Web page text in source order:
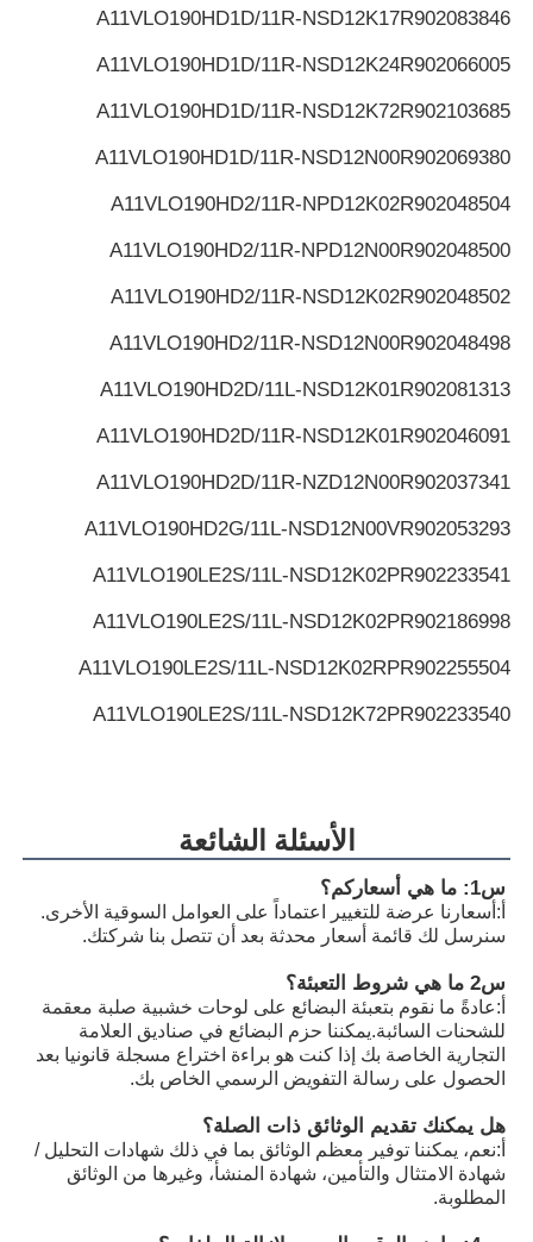
R902083846
A11VLO190HD1D/11R-NSD12K17
R902066005
A11VLO190HD1D/11R-NSD12K24
R902103685
A11VLO190HD1D/11R-NSD12K72
R902069380
A11VLO190HD1D/11R-NSD12N00
R902048504
A11VLO190HD2/11R-NPD12K02
R902048500
A11VLO190HD2/11R-NPD12N00
R902048502
A11VLO190HD2/11R-NSD12K02
R902048498
A11VLO190HD2/11R-NSD12N00
R902081313
A11VLO190HD2D/11L-NSD12K01
R902046091
A11VLO190HD2D/11R-NSD12K01
R902037341
A11VLO190HD2D/11R-NZD12N00
R902053293
A11VLO190HD2G/11L-NSD12N00V
R902233541
A11VLO190LE2S/11L-NSD12K02P
R902186998
A11VLO190LE2S/11L-NSD12K02P
R902255504
A11VLO190LE2S/11L-NSD12K02RP
R902233540
A11VLO190LE2S/11L-NSD12K72P
R902154643
A11VLO190LE2S/11L-NTD12K02P
R902233884
A11VLO190LE2S/11L-NZD12K02H
R902106321
A11VLO190LE2S/11L-NZD12K02H
R902198594
A11VLO190LE2S/11L-NZD12K02H
R902220946
A11VLO190LE2S/11L-NZD12K02P
R902255713
A11VLO190LE2S/11L-NZD12K02P
R902225083
A11VLO190LE2S/11L-NZD12K02P
الأسئلة الشائعة
س1: ما هي أسعاركم؟
أ: أسعارنا عرضة للتغيير اعتماداً على العوامل السوقية الأخرى.
سنرسل لك قائمة أسعار محدثة بعد أن تتصل بنا شركتك.
س2 ما هي شروط التعبئة؟
أ:عادةً ما نقوم بتعبئة البضائع على لوحات خشبية صلبة معقمة
للشحنات السائبة.يمكننا حزم البضائع في صناديق العلامة
التجارية الخاصة بك إذا كنت هو براءة اختراع مسجلة قانونيا بعد
الحصول على رسالة التفويض الرسمي الخاص بك.
هل يمكنك تقديم الوثائق ذات الصلة؟
أ:نعم، يمكننا توفير معظم الوثائق بما في ذلك شهادات التحليل /
شهادة الامتثال والتأمين، شهادة المنشأ، وغيرها من الوثائق
المطلوبة.